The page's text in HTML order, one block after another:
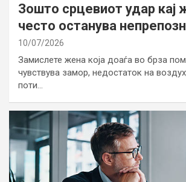
Зошто срцевиот удар кај
често останува
10/07/2026
Замислете жена која доаѓа во брза
чувствува замор, недостаток на
поти…